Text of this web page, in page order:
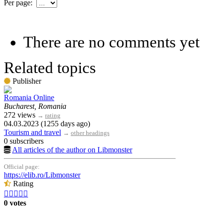
Per page:
There are no comments yet
Related topics
Publisher
Romania Online
Bucharest, Romania
272 views → rating
04.03.2023 (1255 days ago)
Tourism and travel → other headings
0 subscribers
All articles of the author on Libmonster
Official page:
https://elib.ro/Libmonster
Rating
    
0 votes